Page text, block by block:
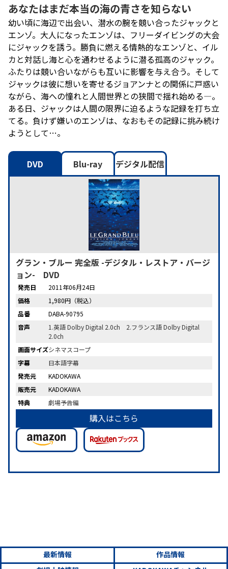
あなたはまだ本当の海の青さを知らない
幼い頃に海辺で出会い、潜水の腕を競い合ったジャックと
エンゾ。大人になったエンゾは、フリーダイビングの大会
にジャックを誘う。勝負に燃える情熱的なエンゾと、イル
カと対話し海と心を通わせるように潜る孤高のジャック。
ふたりは競い合いながらも互いに影響を与え合う。そして
ジャックは彼に想いを寄せるジョアンナとの関係に戸惑い
ながら、海への憧れと人間世界との狭間で揺れ始める―。
ある日、ジャックは人間の限界に迫るような記録を打ち立
てる。負けず嫌いのエンゾは、なおもその記録に挑み続け
ようとして…。
DVD Blu-ray デジタル配信
グラン・ブルー 完全版 -デジタル・レストア・バージ
ョン- DVD
発売日
2011年06月24日
価格
1,980円（税込）
品番
DABA-90795
音声
1.英語 Dolby Digital 2.0ch 2.フランス語 Dolby Digital
2.0ch
画面サイズシネマスコープ
字幕
日本語字幕
発売元
KADOKAWA
販売元
KADOKAWA
特典
劇場予告編
購入はこちら
最新情報
作品情報